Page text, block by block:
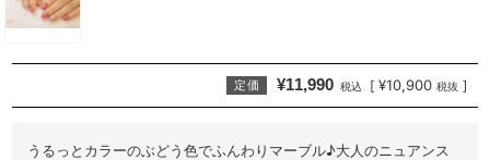
定価 ¥11,990 税込 [ ¥10,900 税抜 ]
うるっとカラーのぶどう色でふんわりマーブル♪大人のニュアンス